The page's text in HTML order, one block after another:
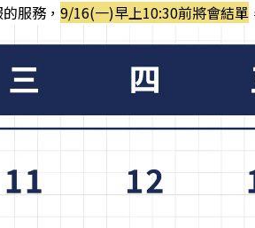
服務 ， 9/16(一)早上10:30前將會結單